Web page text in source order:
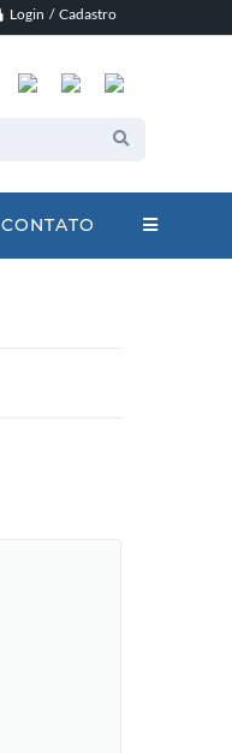
Login / Cadastro
CONTATO